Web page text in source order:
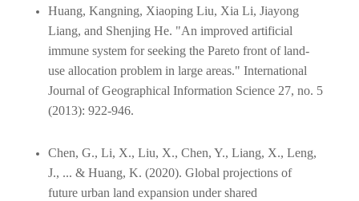
Huang, Kangning, Xiaoping Liu, Xia Li, Jiayong
Liang, and Shenjing He. "An improved artificial
immune system for seeking the Pareto front of land-
use allocation problem in large areas." International
Journal of Geographical Information Science 27, no. 5
(2013): 922-946.
Chen, G., Li, X., Liu, X., Chen, Y., Liang, X., Leng,
J., ... & Huang, K. (2020). Global projections of
future urban land expansion under shared